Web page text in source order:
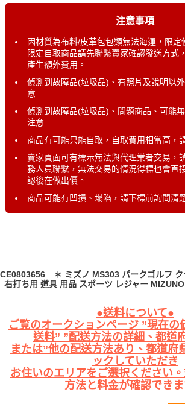
注意事項
因材質為布料/皮革包包類無法海運，限定
限定自取商品請先聯繫賣家確認發送方式
產生額外費用。
偵測到故障品(垃圾品)、有照片及說明以
意
偵測到故障品(垃圾品)、問題商品、可能
注意
商品有可能只能自取，自取費用相當高，
賣家頁面可有標示無法與代理業者交易，
務人員聯繫，無法交易的情況得標也會直
認後在做出價。
商品可能有凹損、塌陷，請下標前詢問清
CE0803656 ＊ ミズノ MS303 パークゴルフ ク
右打ち用 道具 用品 スポーツ レジャー
●送料について●
ご覧のオークションページ ”現在の
送料” ”配送方法の詳細、都道
または”他の配送方法あり、都道府
ックしていただき
お住いのエリアをご選択ください
方法と料金が確認できま